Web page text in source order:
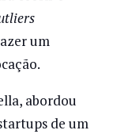
um
abordou
de um